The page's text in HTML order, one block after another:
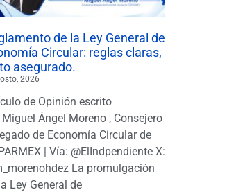
de la Ley General de
Circular: reglas claras,
asegurado.
2026
de Opinión escrito
Miguel Ángel Moreno , Consejero
de Economía Circular de
| Vía: @ElIndpendiente X:
La promulgación
Ley General de